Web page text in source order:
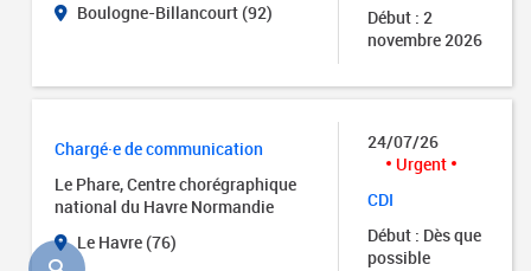
Boulogne-Billancourt (92)
Début : 2
novembre 2026
Chargé·e de communication
Le Phare, Centre chorégraphique
national du Havre Normandie
Le Havre (76)
24/07/26
Urgent
CDI
Début : Dès que
possible